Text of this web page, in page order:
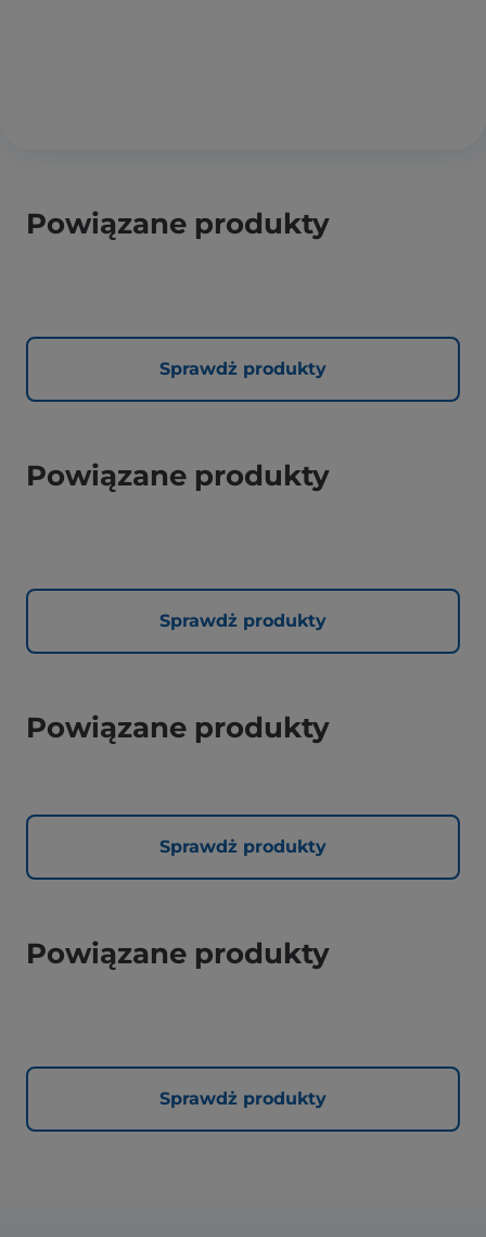
Powiązane produkty
Sprawdż produkty
Powiązane produkty
Sprawdż produkty
Powiązane produkty
Sprawdż produkty
Powiązane produkty
Sprawdż produkty